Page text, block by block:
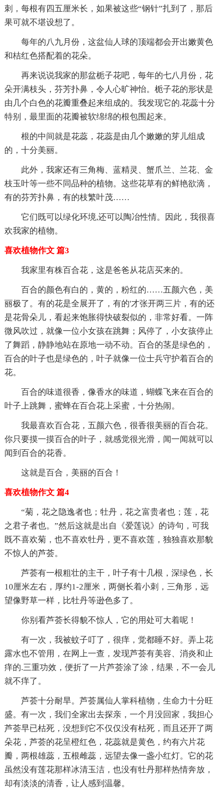
刺，每根有四五厘米长，如果被这些“钢针”扎到了，那后
果可就不堪设想了。
每年的八九月份，这盆仙人球的顶端都会开出嫩黄色
和桔红色搭配着的花朵。
再来说说我家的那盆栀子花吧，每年的七八月份，花
朵开满枝头，芬芳扑鼻，令人心旷神怡。栀子花的形状是
由几个白色的花瓣重叠起来组成的。我发现它的.花蕊十分
特别，最里面的花瓣被软绵绵的根包围起来。
根的中间就是花蕊，花蕊是由几个嫩嫩的芽儿组成
的，十分美丽。
此外，我家还有三角梅、蓝精灵、蟹爪兰、兰花、金
枝玉叶等一些不同品种的植物。这些花草有的鲜艳欲滴，
有的芬芳扑鼻，有的枝繁叶茂……
它们既可以绿化环境,还可以陶冶性情。因此，我很喜
欢我家的植物。
喜欢植物作文 篇3
我家里有株百合花，这是爸爸从花店买来的。
百合的颜色有白的，黄的，粉红的……五颜六色，美
丽极了。有的花是全展开了，有的'才张开两三片，有的还
是花骨朵儿，看起来饱胀得快破裂似的，非常好看。一阵
微风吹过，就像一位小女孩在跳舞；风停了，小女孩停止
了舞蹈，静静地站在原地一动不动。百合的茎是绿色的，
百合的叶子也是绿色的，叶子就像一位士兵守护着百合的
花。
百合的味道很香，像香水的味道，蝴蝶飞来在百合的
叶子上跳舞，蜜蜂在百合花上采蜜，十分热闹。
我最喜欢百合花，五颜六色，很香很美丽的百合花。
你只要摸一摸百合的叶子，就感觉很光滑，闻一闻就可以
闻到百合的花香。
这就是百合，美丽的百合！
喜欢植物作文 篇4
“菊，花之隐逸者也；牡丹，花之富贵者也；莲，花
之君子者也。”然后这就是出自《爱莲说》的诗句，可我
既不喜欢菊，也不喜欢牡丹，更不喜欢莲，独独喜欢那貌
不惊人的芦荟。
芦荟有一根粗壮的主干，叶子有十几根，深绿色，长
10厘米左右，厚约1-2厘米，两侧长着小刺，三角形，远
望像野草一样，比牡丹等逊色多了。
你别看芦荟长得貌不惊人，它的用处可大着呢！
有一次，我被蚊子叮了，很痒，觉都睡不好。弄上花
露水也不管用，在网上一查，发现芦荟有美容、消炎和止
痒的.三重功效，便折了一片芦荟涂了涂，结果，不一会儿
就不痒了。
芦荟十分耐旱。芦荟属仙人掌科植物，生命力十分旺
盛。有一次，我们全家出去探亲，一个月没回家，我担心
芦荟早已枯死，没想到它不仅仅没有枯死，而且还开了两
朵花，芦荟的花呈橙红色，花蕊就是黄色，约有六片花
瓣，两根雄蕊，五根雌蕊，远望去像一盏小红灯。它的花
虽然没有莲花那样冰清玉洁，也没有牡丹那样热情奔放，
却有淡淡的清香，让人感到温馨。